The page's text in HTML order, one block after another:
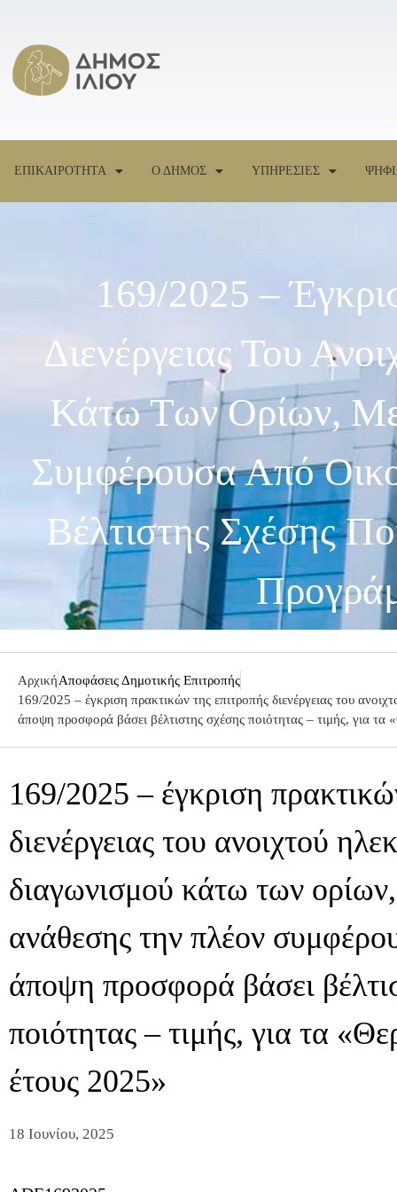
ΕΠΙΚΑΙΡΟΤΗΤΑ Ο ΔΗΜΟΣ ΥΠΗΡΕΣΙΕΣ
169/2025 –
Διενέργειας Του
Κάτω Των Ορίων, Με
Συμφέρουσα Από
Βέλτιστης Σχέσης
ΑρχικήΑποφάσεις Δημοτικής Επιτροπής
169/2025 – έγκριση πρακτικών της επιτροπής διενέργειας του
άποψη προσφορά βάσει βέλτιστης σχέσης ποιότητας – τιμής, για τα
169/2025 – έγκριση
διενέργειας του ανοιχτού
διαγωνισμού κάτω των ορίων,
ανάθεσης την πλέον
άποψη προσφορά βάσει
ποιότητας – τιμής, για τα
έτους 2025»
18 Ιουνίου, 2025